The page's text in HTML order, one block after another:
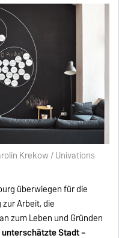
Krekow / Univations
überwiegen für die
zur Arbeit, die
zum Leben und Gründen
Stadt –